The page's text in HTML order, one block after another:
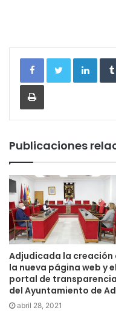
Imprimir
Publicaciones
Adjudicada la creación
la nueva página web y el
portal de transparencia
del Ayuntamiento de
abril 28, 2021